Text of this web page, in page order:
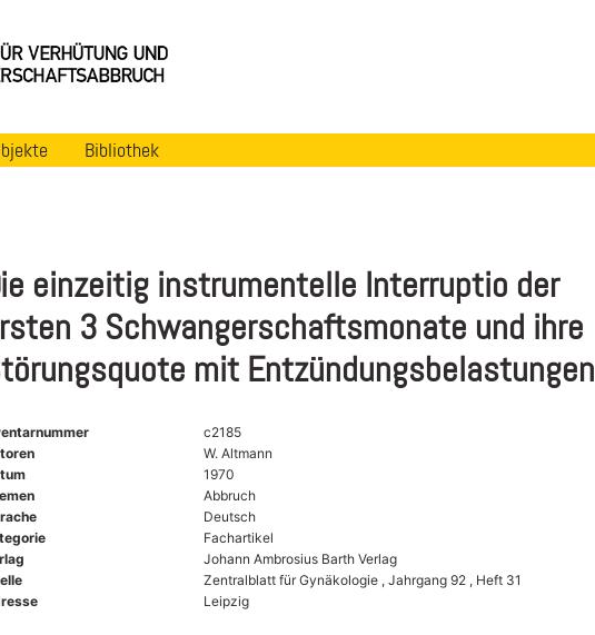
Bibliothek
einzeitig instrumentelle Interruptio der
3 Schwangerschaftsmonate und ihre
mit Entzündungsbelastungen
c2185
W. Altmann
1970
Abbruch
Deutsch
Fachartikel
Johann Ambrosius Barth Verlag
Zentralblatt für Gynäkologie , Jahrgang 92 , Heft 31
Leipzig